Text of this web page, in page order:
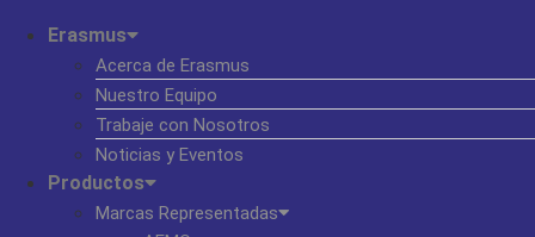
Erasmus
Acerca de Erasmus
Nuestro Equipo
Trabaje con Nosotros
Noticias y Eventos
Productos
Marcas Representadas